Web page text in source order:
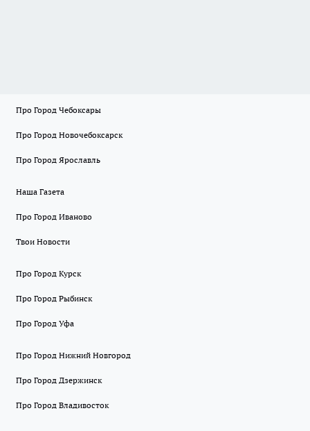
Про Город Чебоксары
Про Город Новочебоксарск
Про Город Ярославль
Наша Газета
Про Город Иваново
Твои Новости
Про Город Курск
Про Город Рыбинск
Про Город Уфа
Про Город Нижний Новгород
Про Город Дзержинск
Про Город Владивосток